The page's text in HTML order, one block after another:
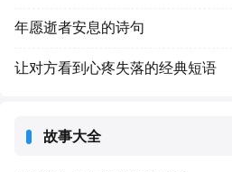
年愿逝者安息的诗句
让对方看到心疼失落的经典短语
故事大全